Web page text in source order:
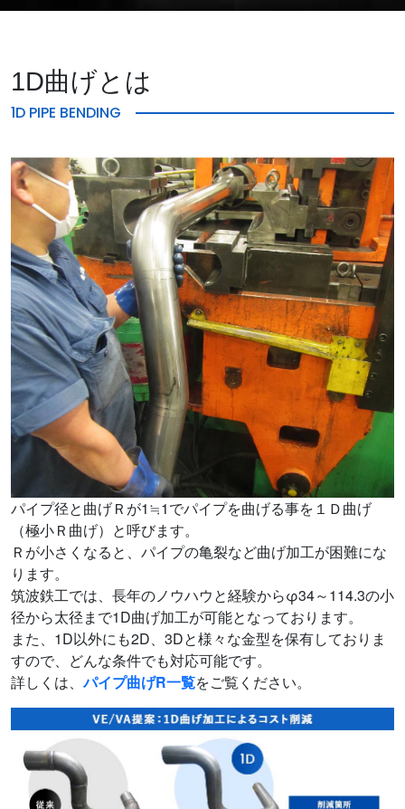
1D曲げとは
1D PIPE BENDING
パイプ径と曲げＲが1≒1でパイプを曲げる事を１Ｄ曲げ
（極小Ｒ曲げ）と呼びます。
Ｒが小さくなると、パイプの亀裂など曲げ加工が困難にな
ります。
筑波鉄工では、長年のノウハウと経験からφ34～114.3の小
径から太径まで1D曲げ加工が可能となっております。
また、1D以外にも2D、3Dと様々な金型を保有しておりま
すので、どんな条件でも対応可能です。
詳しくは、パイプ曲げR一覧をご覧ください。